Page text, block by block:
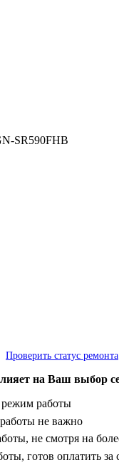
SR590FHB
Проверить статус ремонта
на Ваш выбор
работы
не важно
не смотря на
готов оплатить за